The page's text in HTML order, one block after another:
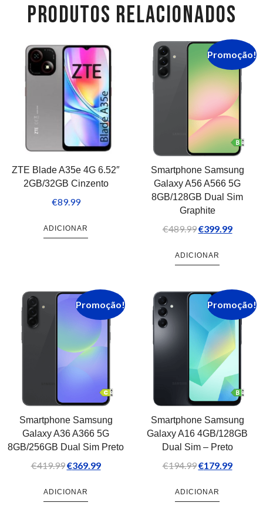
PRODUTOS RELACIONADOS
ZTE Blade A35e 4G 6.52″
2GB/32GB Cinzento
€89.99
ADICIONAR
Promoção!
Smartphone Samsung
Galaxy A56 A566 5G
8GB/128GB Dual Sim
Graphite
€489.99€399.99
ADICIONAR
Promoção!
Smartphone Samsung
Galaxy A36 A366 5G
8GB/256GB Dual Sim Preto
€419.99€369.99
ADICIONAR
Promoção!
Smartphone Samsung
Galaxy A16 4GB/128GB
Dual Sim – Preto
€194.99€179.99
ADICIONAR